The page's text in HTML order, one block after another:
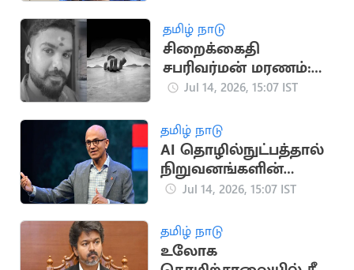
தொடங்கினார் அனில்
மேனன்
தமிழ் நாடு
சிறைக்கைதி
சபரிவர்மன் மரணம்:
உடலில் 19 காயங்கள்
உடற்கூராய்வில் தகவல்
Jul 14, 2026, 15:07 IST
தமிழ் நாடு
AI தொழில்நுட்பத்தால்
நிறுவனங்களின்
ரகசிய தகவல்களுக்கு
மைக்ரோசாப்ட் CEO
Jul 14, 2026, 15:07 IST
தமிழ் நாடு
உலோக